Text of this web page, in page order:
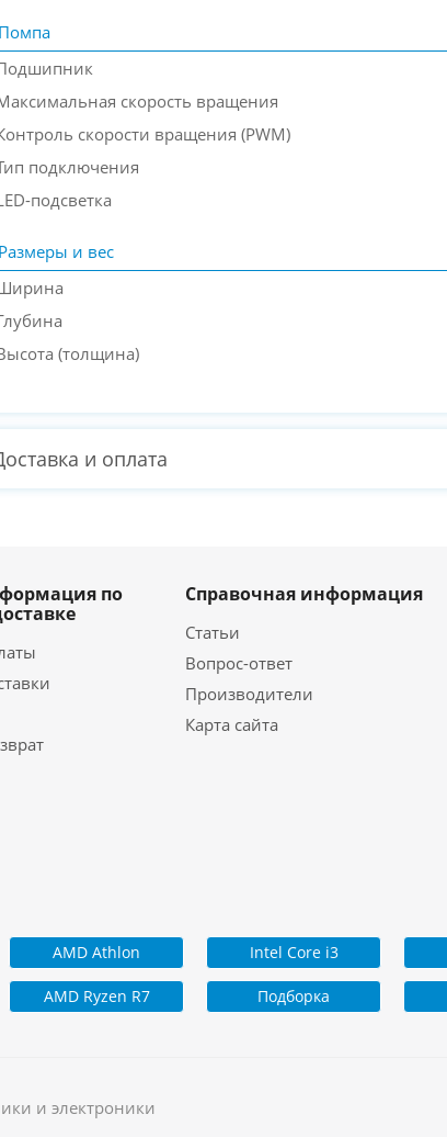
Помпа
скорость вращения
скорости вращения (PWM)
подключения
подсветка
Размеры и вес
(толщина)
и оплата
по
Справочная информация
Статьи
Вопрос-ответ
Производители
Карта сайта
AMD Athlon Intel Core i3
AMD Ryzen R7 Подборка
и электроники